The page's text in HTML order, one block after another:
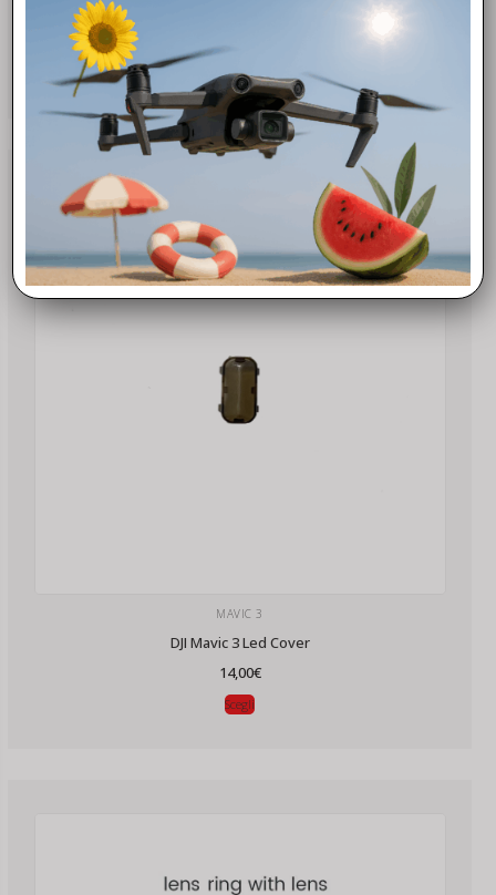
DJI Mavic 3 Rear Arm Shell – Scocca Braccio Posteriore
Scegli
MAVIC 3
DJI Mavic 3 Led Cover
14,00€
Scegli